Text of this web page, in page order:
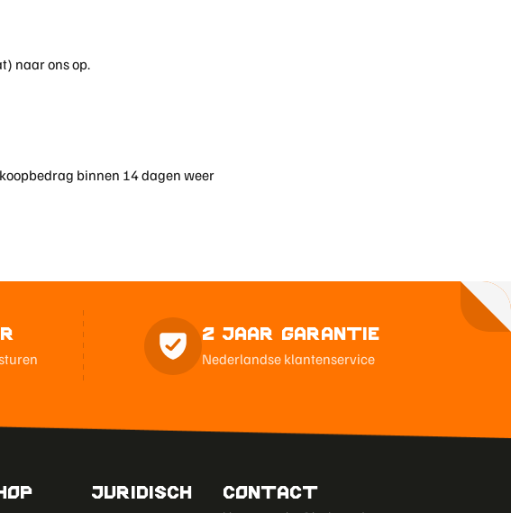
naar ons op.
binnen 14 dagen weer
2 Jaar Garantie
Nederlandse klantenservice
Juridisch Contact